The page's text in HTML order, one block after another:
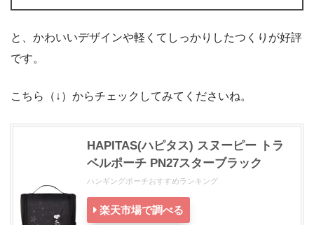
と、かわいいデザインや軽くてしっかりしたつくりが好評
です。
こちら（↓）からチェックしてみてくださいね。
HAPITAS(ハピタス) スヌーピー トラ
ベルポーチ PN27スターブラック
ハンギングポーチおすすめランキング
楽天市場で調べる